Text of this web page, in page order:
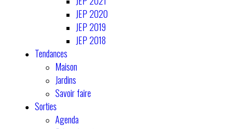
JEP 2020
JEP 2019
JEP 2018
Tendances
Maison
Jardins
Savoir faire
Sorties
Agenda